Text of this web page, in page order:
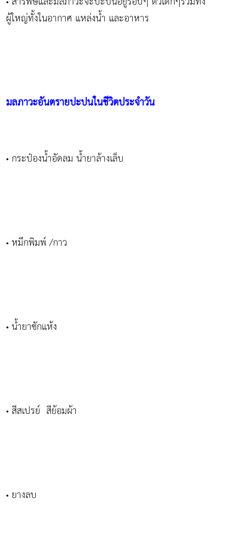
ผู้ใหญ่ทั้งในอากาศ แหล่งน้ำ และอาหาร
มลภาวะอันตรายปะปนในชีวิตประจำวัน
• กระป๋องน้ำอัดลม น้ำยาล้างเล็บ
• หมึกพิมพ์ /กาว
• น้ำยาซักแห้ง
• สีสเปรย์ สีย้อมผ้า
• ยางลบ